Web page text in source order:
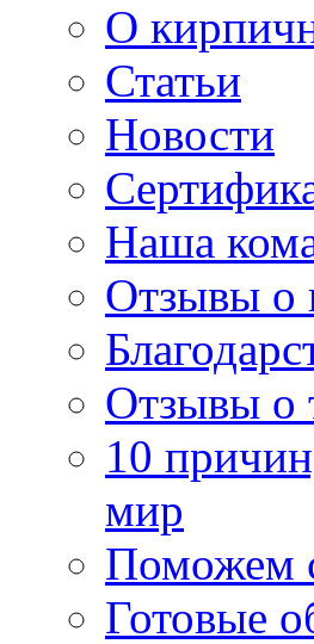
О
Статьи
Новости
Наша
Отзывы о
Отзывы о
10
мир
Поможем
Готовые